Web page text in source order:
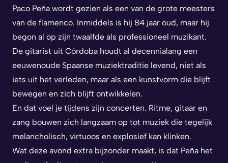
Paco Peña wordt gezien als een van de grote meesters
van de flamenco. Inmiddels is hij 84 jaar oud, maar hij
begon al op zijn twaalfde als professioneel muzikant.
De gitarist uit Córdoba houdt al decennialang een
eeuwenoude Spaanse muziektraditie levend, niet als
iets uit het verleden, maar als een kunstvorm die blijft
bewegen en zich blijft ontwikkelen.
En dat voel je tijdens zijn concerten. Ritme, gitaar en
zang bouwen zich langzaam op tot muziek die tegelijk
melancholisch, virtuoos en explosief kan klinken.
Wat deze avond extra bijzonder maakt, is dat Peña het